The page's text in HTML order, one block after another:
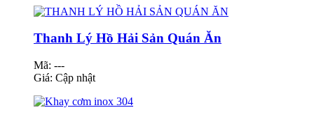
Thanh Lý Hồ Hải Sản Quán Ăn
Mã: ---
Giá: Cập nhật